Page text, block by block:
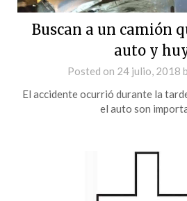
Buscan a un camión
auto y
Posted on 24 julio, 2018
El accidente ocurrió durante la
el auto son